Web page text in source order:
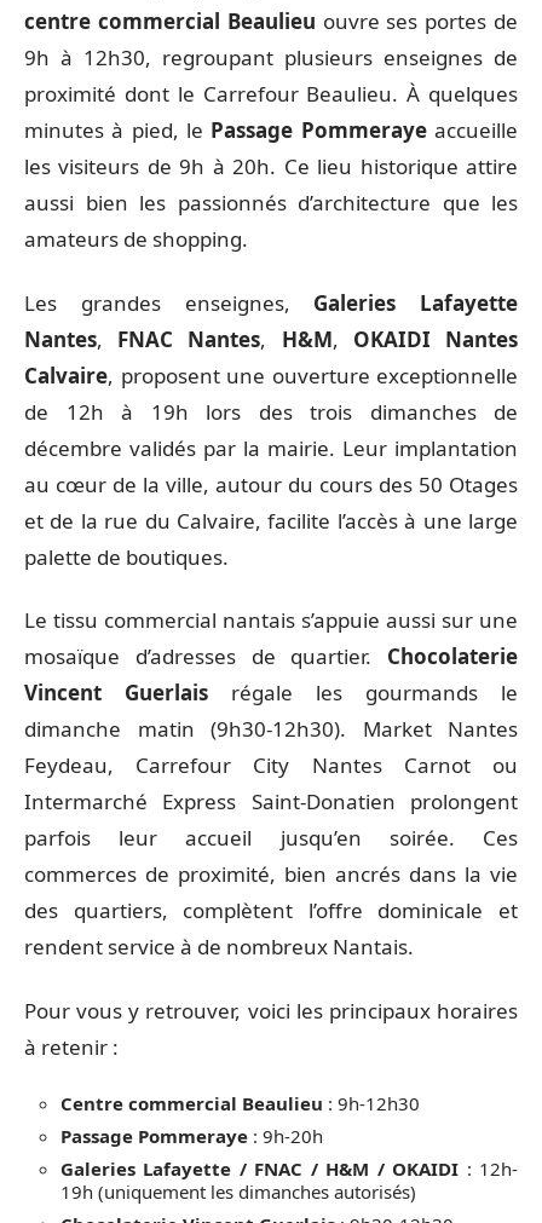
centre commercial Beaulieu ouvre ses portes de
9h à 12h30, regroupant plusieurs enseignes de
proximité dont le Carrefour Beaulieu. À quelques
minutes à pied, le Passage Pommerayeaccueille
les visiteurs de 9h à 20h. Ce lieu historique attire
aussi bien les passionnés d’architecture que les
amateurs de shopping.
Les grandes enseignes, Galeries Lafayette
Nantes, FNAC Nantes, H&M, OKAIDI Nantes
Calvaire, proposent une ouverture exceptionnelle
de 12h à 19h lors des trois dimanches de
décembre validés par la mairie. Leur implantation
au cœur de la ville, autour du cours des 50 Otages
et de la rue du Calvaire, facilite l’accès à une large
palette de boutiques.
Le tissu commercial nantais s’appuie aussi sur une
mosaïque d’adresses de quartier. Chocolaterie
Vincent Guerlais régale les gourmands le
dimanche matin (9h30-12h30). Market Nantes
Feydeau, Carrefour City Nantes Carnot ou
Intermarché Express Saint-Donatien prolongent
parfois leur accueil jusqu’en soirée. Ces
commerces de proximité, bien ancrés dans la vie
des quartiers, complètent l’offre dominicale et
rendent service à de nombreux Nantais.
Pour vous y retrouver, voici les principaux horaires
à retenir :
Centre commercial Beaulieu : 9h-12h30
Passage Pommeraye : 9h-20h
Galeries Lafayette / FNAC / H&M / OKAIDI : 12h-
19h (uniquement les dimanches autorisés)